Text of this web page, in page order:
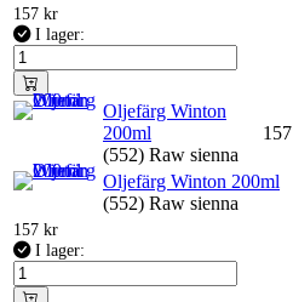
157 kr
I lager:
Oljefärg Winton
200ml
(552) Raw sienna
157
Oljefärg Winton 200ml
(552) Raw sienna
157 kr
I lager: